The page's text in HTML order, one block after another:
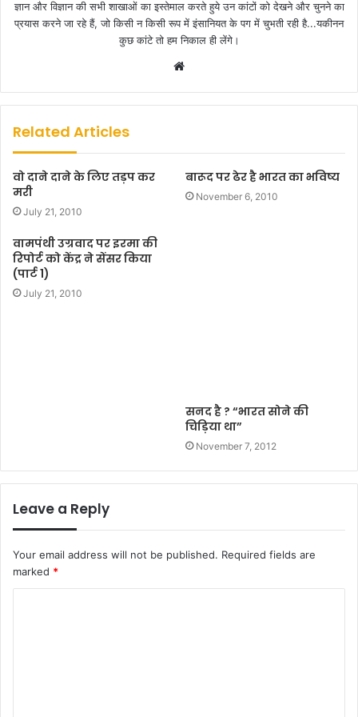
ज्ञान और विज्ञान की सभी शाखाओं का इस्तेमाल करते हुये उन कांटों को देखने और चुनने का
प्रयास करने जा रहे हैं, जो किसी न किसी रूप में इंसानियत के पग में चुभती रही है...यकीनन
कुछ कांटे तो हम निकाल ही लेंगे।
b
e
Related Articles
वो दाने दाने के लिए तड़प कर
मरी
July 21, 2010
बारूद पर ढेर है भारत का भविष्य
November 6, 2010
वामपंथी उग्रवाद पर इरमा की
रिपोर्ट को केंद्र ने सेंसर किया
(पार्ट 1)
July 21, 2010
सनद है ? “भारत सोने की
चिड़िया था”
November 7, 2012
Leave a Reply
Your email address will not be published. Required fields are
marked *